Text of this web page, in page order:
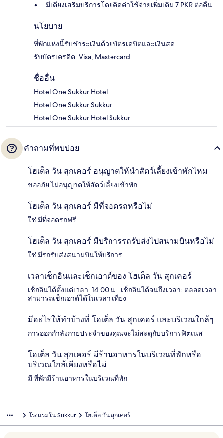
มีเตียงเสริมบริการโดยคิดค่าใช้จ่ายเพิ่มเติม 7 PKR ต่อคืน
นโยบาย
ที่พักแห่งนี้รับชำระเงินด้วยบัตรเดบิตและเงินสด
รับบัตรเครดิต: Visa, Mastercard
ชื่ออื่น
Hotel One Sukkur Hotel
Hotel One Sukkur Sukkur
Hotel One Sukkur Hotel Sukkur
คำถามที่พบบ่อย
โฮเต็ล วัน สุกเคอร์ อนุญาตให้นำสัตว์เลี้ยงเข้าพักไหม
ขออภัย ไม่อนุญาตให้สัตว์เลี้ยงเข้าพัก
โฮเต็ล วัน สุกเคอร์ มีที่จอดรถหรือไม่
ใช่ มีที่จอดรถฟรี
โฮเต็ล วัน สุกเคอร์ มีบริการรถรับส่งไปสนามบินหรือไม่
ใช่ มีรถรับส่งสนามบินให้บริการ
เวลาเช็กอินและเช็กเอาต์ของ โฮเต็ล วัน สุกเคอร์
เช็กอินได้ตั้งแต่เวลา: 14:00 น., เช็กอินได้จนถึงเวลา: ตลอดเวลา
สามารถเช็กเอาต์ได้ในเวลา เที่ยง
มีอะไรให้ทำบ้างที่ โฮเต็ล วัน สุกเคอร์ และบริเวณใกล้ๆ
การออกกำลังกายประจำของคุณจะไม่สะดุกับบริการฟิตเนส
โฮเต็ล วัน สุกเคอร์ มีร้านอาหารในบริเวณที่พักหรือ
บริเวณใกล้เคียงหรือไม่
มี ที่พักมีร้านอาหารในบริเวณที่พัก
โรงแรมใน Sukkur โฮเต็ล วัน สุกเคอร์